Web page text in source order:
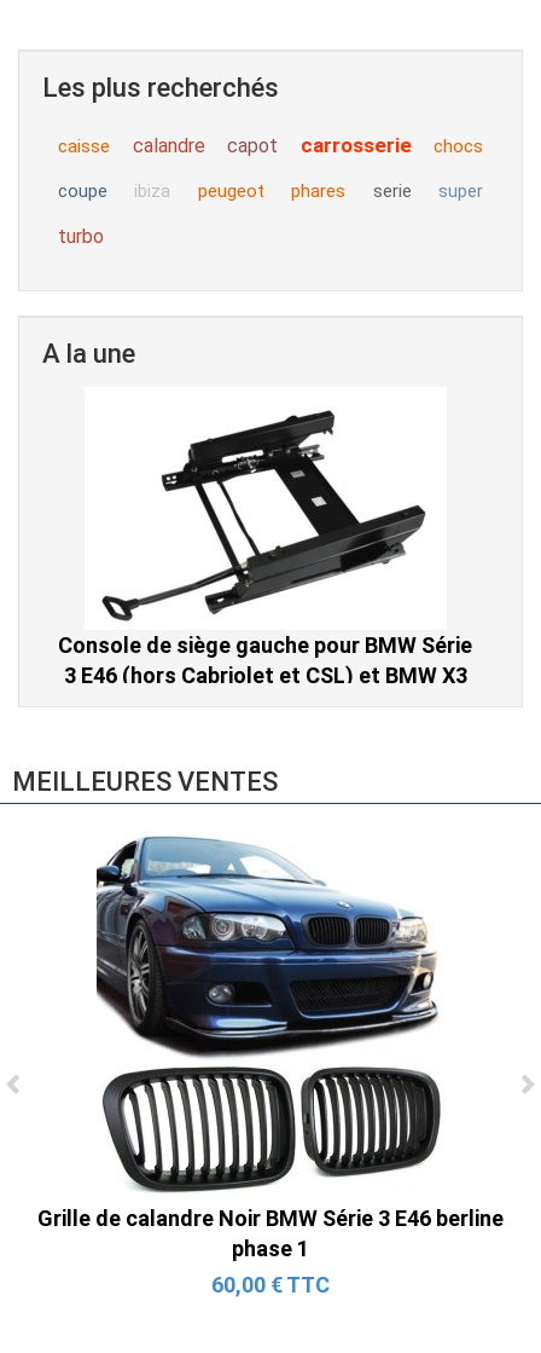
Les plus recherchés
caisse calandre capot carrosserie chocs
coupe ibiza peugeot phares serie super
turbo
A la une
Ligne Cat-Back Active 4 Sorties avec
Tube en H pour Ford Mustang GT & V6
(2015-2023)
2 690,00 € TTC
Console de siège gauche pour BMW Série
3 E46 (hors Cabriolet et CSL) et BMW X3
E83 (2004-2010)
MEILLEURES VENTES
Grille de calandre Noir BMW Série 3 E46 berline
phase 1
60,00 € TTC